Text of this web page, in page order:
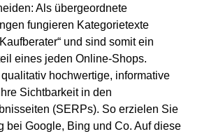
Als übergeordnete
fungieren Kategorietexte
und sind somit ein
eines jeden Online-Shops.
hochwertige, informative
Sichtbarkeit in den
(SERPs). So erzielen Sie
bei Google, Bing und Co. Auf diese